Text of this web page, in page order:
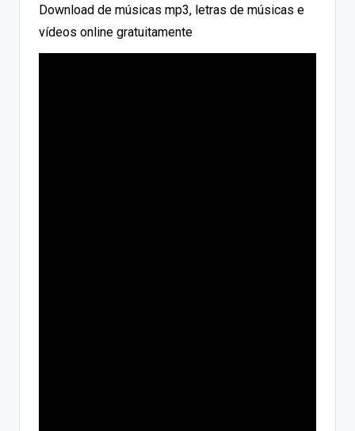
Download de músicas mp3, letras de músicas e
vídeos online gratuitamente